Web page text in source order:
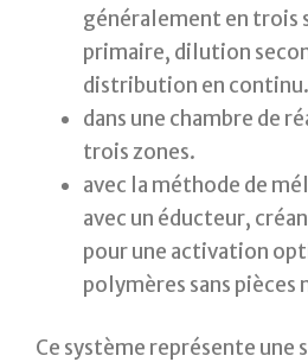
généralement en trois
primaire, dilution
distribution en continu.
dans une chambre de
trois zones.
avec la méthode de
avec un éducteur,
pour une activation
polymères sans pièces
Ce système représente une